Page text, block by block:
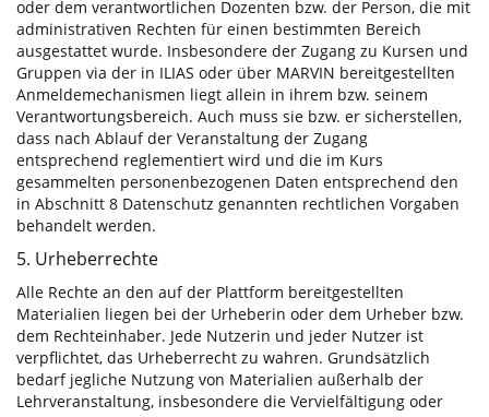
oder dem verantwortlichen Dozenten bzw. der Person, die mit
administrativen Rechten für einen bestimmten Bereich
ausgestattet wurde. Insbesondere der Zugang zu Kursen und
Gruppen via der in ILIAS oder über MARVIN bereitgestellten
Anmeldemechanismen liegt allein in ihrem bzw. seinem
Verantwortungsbereich. Auch muss sie bzw. er sicherstellen,
dass nach Ablauf der Veranstaltung der Zugang
entsprechend reglementiert wird und die im Kurs
gesammelten personenbezogenen Daten entsprechend den
in Abschnitt 8 Datenschutz genannten rechtlichen Vorgaben
behandelt werden.
5. Urheberrechte
Alle Rechte an den auf der Plattform bereitgestellten
Materialien liegen bei der Urheberin oder dem Urheber bzw.
dem Rechteinhaber. Jede Nutzerin und jeder Nutzer ist
verpflichtet, das Urheberrecht zu wahren. Grundsätzlich
bedarf jegliche Nutzung von Materialien außerhalb der
Lehrveranstaltung, insbesondere die Vervielfältigung oder